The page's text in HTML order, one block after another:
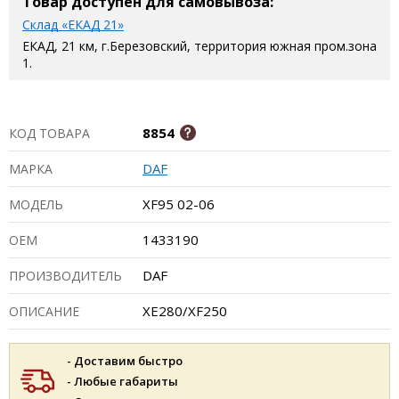
Склад «ЕКАД 21»
ЕКАД, 21 км, г.Березовский, территория южная пром.зона
1.
КОД ТОВАРА 8854
МАРКА DAF
МОДЕЛЬ XF95 02-06
ОЕМ 1433190
ПРОИЗВОДИТЕЛЬ DAF
ОПИСАНИЕ XE280/XF250
- Доставим быстро
- Любые габариты